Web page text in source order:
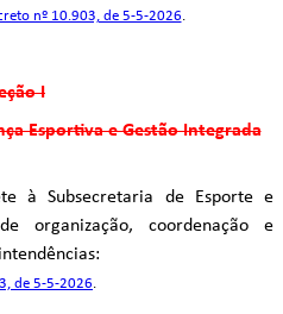
nº 10.903, de 5-5-2026.
I
Esportiva e Gestão Integrada
à Subsecretaria de Esporte e
organização, coordenação e
de 5-5-2026.